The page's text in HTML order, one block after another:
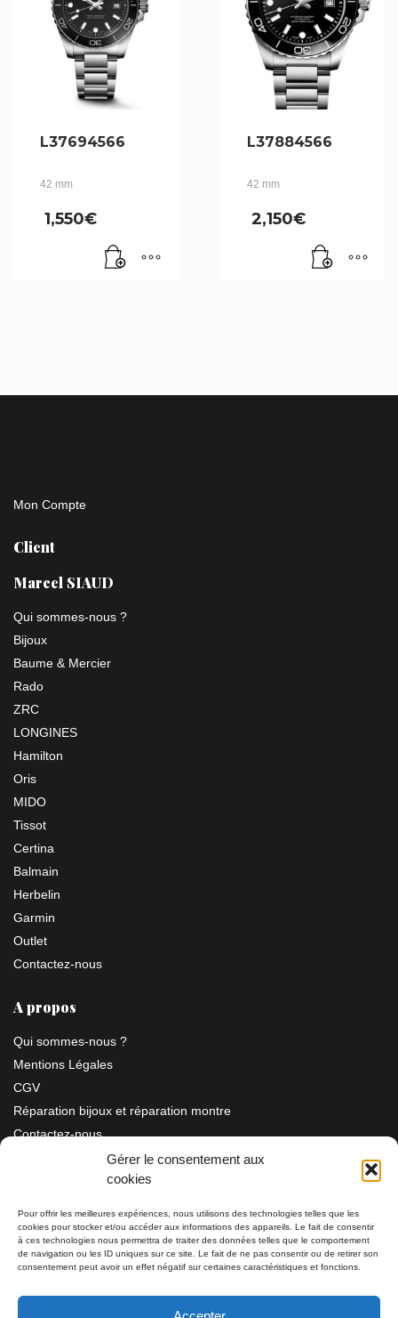
Gérer le consentement aux
cookies
Pour offrir les meilleures expériences, nous utilisons des technologies telles que les
cookies pour stocker et/ou accéder aux informations des appareils. Le fait de consentir
à ces technologies nous permettra de traiter des données telles que le comportement
de navigation ou les ID uniques sur ce site. Le fait de ne pas consentir ou de retirer son
consentement peut avoir un effet négatif sur certaines caractéristiques et fonctions.
L37694566
42 mm
1,550€
L37884566
42 mm
2,150€
Mon Compte
Client
Marcel SIAUD
Qui sommes-nous ?
Bijoux
Baume & Mercier
Rado
ZRC
LONGINES
Hamilton
Oris
MIDO
Tissot
Certina
Balmain
Herbelin
Garmin
Outlet
Contactez-nous
A propos
Qui sommes-nous ?
Mentions Légales
CGV
Réparation bijoux et réparation montre
Contactez-nous
Information
Bijouterie SIAUD11 rue Masséna 06000 NICE